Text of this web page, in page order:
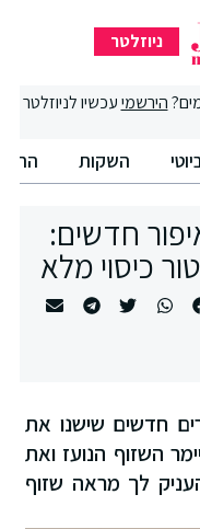
ניוזלטר
הירשמיעכשיו לניוזלטר
השקות
חדשים:
כיסוי מלא
חדשים שישנו את
השזוף הנועז ואת
לך מראה שזוף